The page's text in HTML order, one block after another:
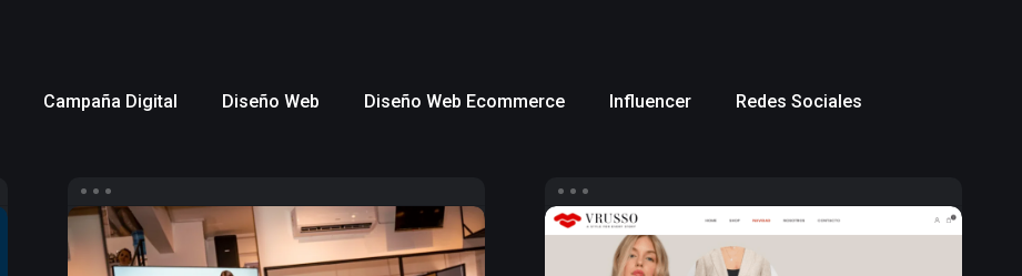
Campaña Digital Diseño Web Diseño Web Ecommerce Influencer Redes Sociales
Infuencers
para
Diseño